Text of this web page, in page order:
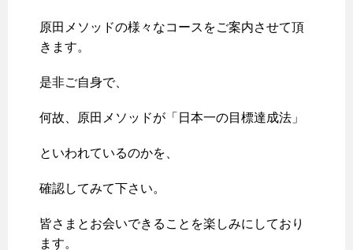
原田メソッドの様々なコースをご案内させて頂
きます。
是非ご自身で、
何故、原田メソッドが「日本一の目標達成法」
といわれているのかを、
確認してみて下さい。
皆さまとお会いできることを楽しみにしており
ます。